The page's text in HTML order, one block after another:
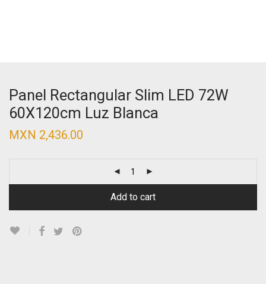
Panel Rectangular Slim LED 72W
60X120cm Luz Blanca
MXN 2,436.00
Add to cart